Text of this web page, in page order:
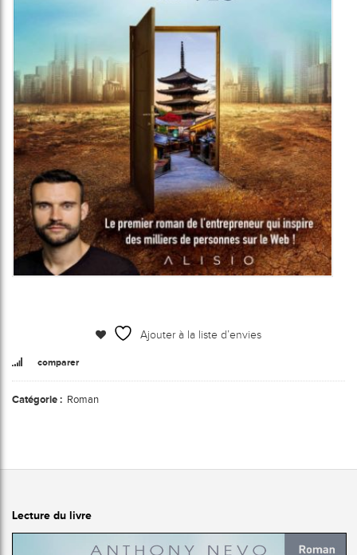
Ajouter à la liste d’envies
comparer
Catégorie : Roman
Lecture du livre